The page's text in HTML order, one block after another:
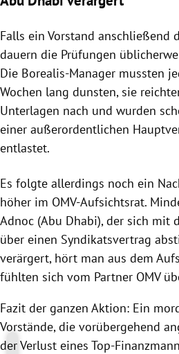
Falls ein Vorstand anschließend
dauern die Prüfungen
Die Borealis-Manager mussten
Wochen lang dunsten, sie
Unterlagen nach und wurden
einer außerordentlichen
entlastet.
Es folgte allerdings noch ein
höher im OMV-Aufsichtsrat.
Adnoc (Abu Dhabi), der sich mit
über einen Syndikatsvertrag
verärgert, hört man aus dem
fühlten sich vom Partner OMV
Fazit der ganzen Aktion: Ein
Vorstände, die vorübergehend
der Verlust eines Top-